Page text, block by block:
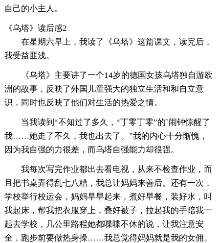
自己的小主人。
《乌塔》读后感2
在星期六早上，我读了《乌塔》这篇课文，读完后，
我受益匪浅。
《乌塔》主要讲了一个14岁的德国女孩乌塔独自游欧
洲的故事，反映了外国儿童强大的独立生活和和自立意
识，同时也反映了他们对生活的热爱之情。
当我读到“不知过了多久，“丁零丁零”的`闹钟惊醒了
我……她走了不久，我也出去了。”我的内心十分惭愧，
因为我自强的力很差，而乌塔自强能力却很强。
我每次写完作业都出去看电视，从来不检查作业，而
且把书桌弄得乱七八糟，我总让妈妈来善后。还有一次，
学校举行校运会，妈妈早早起来，煮好早餐，装好水，叫
我起床，帮我把衣服穿上，叠好被子，拉起我的手陪我一
起去学校，几公里路程她都喋喋不休的说，让我注意安
全，跑步前要做热身操……我总觉得妈妈就是我的女佣。